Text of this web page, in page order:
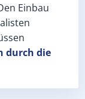
Einbau
durch die